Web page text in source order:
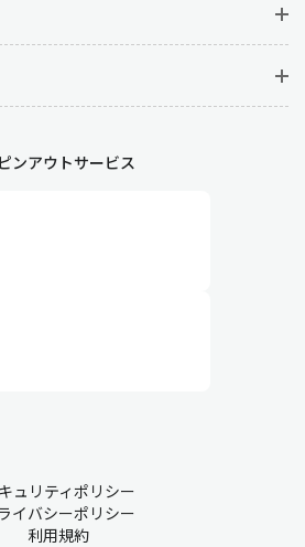
ンアウトサービス
ュリティポリシー
イバシーポリシー
利用規約